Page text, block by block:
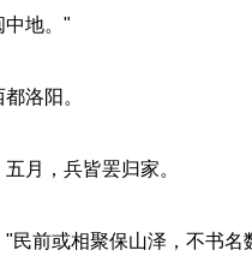
中地。"
洛阳。
，兵皆罢归家。
前或相聚保山泽，不书名